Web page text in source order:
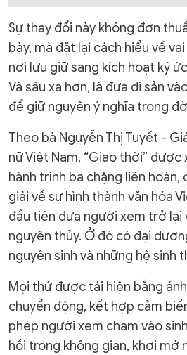
Sự thay đổi này không đơn
bày, mà đặt lại cách hiểu về
nơi lưu giữ sang kích hoạt ký
Và sâu xa hơn, là đưa di sản
để giữ nguyên ý nghĩa trong
Theo bà Nguyễn Thị Tuyết -
nữ Việt Nam, “Giao thời”
hành trình ba chặng liên hoàn,
giải về sự hình thành văn hóa
đầu tiên đưa người xem trở lại
nguyên thủy. Ở đó có đại
nguyên sinh và những hệ sinh
Mọi thứ được tái hiện bằng
chuyển động, kết hợp cảm
phép người xem chạm vào
hồi trong không gian, khơi mở